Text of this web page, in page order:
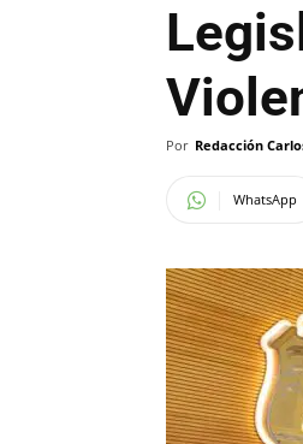
Por Redacción
WhatsApp